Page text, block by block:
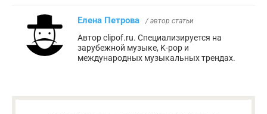
Елена Петрова / автор статьи
Автор clipof.ru. Специализируется на
зарубежной музыке, K-pop и
международных музыкальных трендах.